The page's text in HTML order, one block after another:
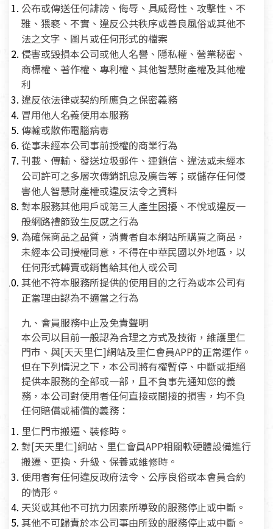
公布或傳送任何誹謗、侮辱、具威脅性、攻擊性、不
雅、猥褻、不實、違反公共秩序或善良風俗或其他不
法之文字、圖片或任何形式的檔案
侵害或毀損本公司或他人名譽、隱私權、營業秘密、
商標權、著作權、專利權、其他智慧財產權及其他權
利
違反依法律或契約所應負之保密義務
冒用他人名義使用本服務
傳輸或散佈電腦病毒
從事未經本公司事前授權的商業行為
刊載、傳輸、發送垃圾郵件、連鎖信、違法或未經本
公司許可之多層次傳銷訊息及廣告等；或儲存任何侵
害他人智慧財產權或違反法令之資料
對本服務其他用戶或第三人產生困擾、不悅或違反一
般網路禮節致生反感之行為
為確保商品之品質，消費者自本網站所購買之商品，
未經本公司授權同意，不得在中華民國以外地區，以
任何形式轉賣或銷售給其他人或公司
其他不符本服務所提供的使用目的之行為或本公司有
正當理由認為不適當之行為
九、會員服務中止及免責聲明
本公司以目前一般認為合理之方式及技術，維護里仁
門市、與[天天里仁]網站及里仁會員APP的正常運作。
但在下列情況之下，本公司將有權暫停、中斷或拒絕
提供本服務的全部或一部，且不負事先通知您的義
務，本公司對使用者任何直接或間接的損害，均不負
任何賠償或補償的義務：
里仁門市搬遷、裝修時。
對[天天里仁]網站、里仁會員APP相關軟硬體設備進行
搬遷、更換、升級、保養或維修時。
使用者有任何違反政府法令、公序良俗或本會員合約
的情形。
天災或其他不可抗力因素所導致的服務停止或中斷。
其他不可歸責於本公司事由所致的服務停止或中斷。